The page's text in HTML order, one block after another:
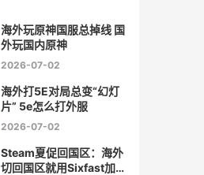
海外玩原神国服总掉线 国
外玩国内原神
2026-07-02
海外打5E对局总变“幻灯
片” 5e怎么打外服
2026-07-02
Steam夏促回国区：海外
切回国区就用Sixfast加速